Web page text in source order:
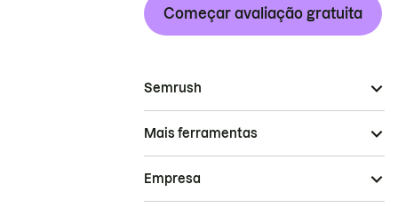
Começar avaliação gratuita
Semrush
Mais ferramentas
Empresa